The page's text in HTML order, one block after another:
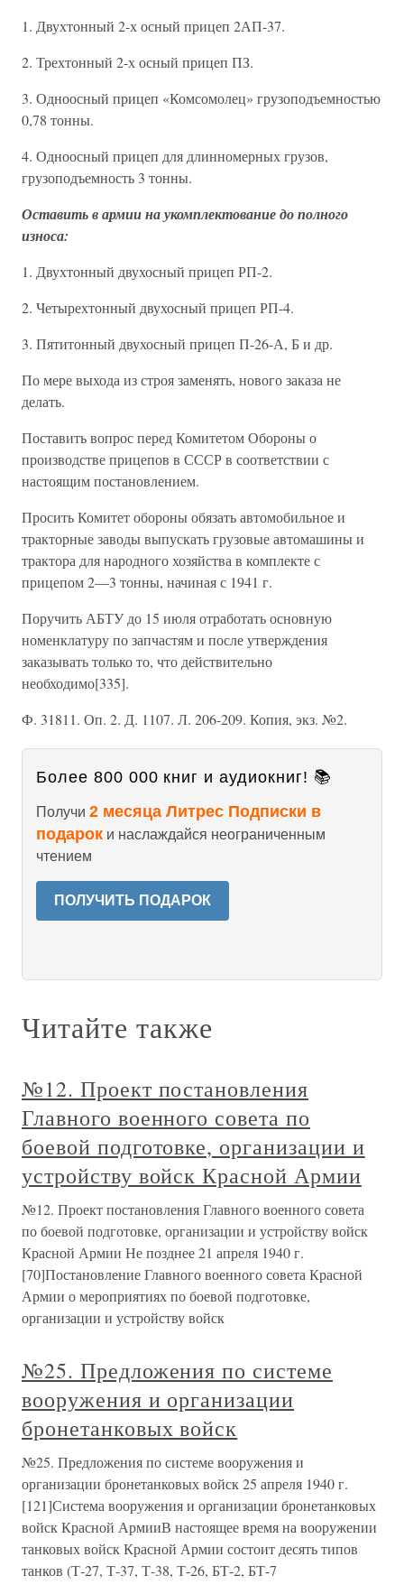
1. Двухтонный 2-х осный прицеп 2АП-37.
2. Трехтонный 2-х осный прицеп ПЗ.
3. Одноосный прицеп «Комсомолец» грузоподъемностью
0,78 тонны.
4. Одноосный прицеп для длинномерных грузов,
грузоподъемность 3 тонны.
Оставить в армии на укомплектование до полного
износа:
1. Двухтонный двухосный прицеп РП-2.
2. Четырехтонный двухосный прицеп РП-4.
3. Пятитонный двухосный прицеп П-26-А, Б и др.
По мере выхода из строя заменять, нового заказа не
делать.
Поставить вопрос перед Комитетом Обороны о
производстве прицепов в СССР в соответствии с
настоящим постановлением.
Просить Комитет обороны обязать автомобильное и
тракторные заводы выпускать грузовые автомашины и
трактора для народного хозяйства в комплекте с
прицепом 2—3 тонны, начиная с 1941 г.
Поручить АБТУ до 15 июля отработать основную
номенклатуру по запчастям и после утверждения
заказывать только то, что действительно
необходимо[335].
Ф. 31811. Оп. 2. Д. 1107. Л. 206-209. Копия, экз. №2.
Более 800 000 книг и аудиокниг! 📚
Получи 2 месяца Литрес Подписки в
подарок и наслаждайся неограниченным
чтением
ПОЛУЧИТЬ ПОДАРОК
Читайте также
№12. Проект постановления
Главного военного совета по
боевой подготовке, организации и
устройству войск Красной Армии
№12. Проект постановления Главного военного совета
по боевой подготовке, организации и устройству войск
Красной Армии Не позднее 21 апреля 1940 г.
[70]Постановление Главного военного совета Красной
Армии о мероприятиях по боевой подготовке,
организации и устройству войск
№25. Предложения по системе
вооружения и организации
бронетанковых войск
№25. Предложения по системе вооружения и
организации бронетанковых войск 25 апреля 1940 г.
[121]Система вооружения и организации бронетанковых
войск Красной АрмииВ настоящее время на вооружении
танковых войск Красной Армии состоит десять типов
танков (Т-27, Т-37, Т-38, Т-26, БТ-2, БТ-7